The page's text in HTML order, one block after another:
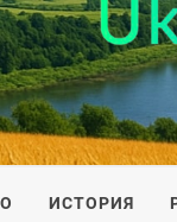
ИСТОРИЯ